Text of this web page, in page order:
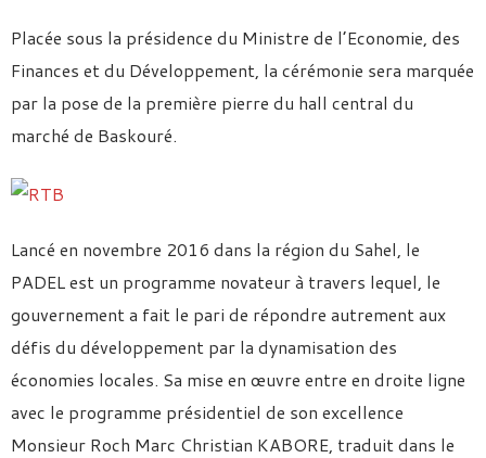
Placée sous la présidence du Ministre de l’Economie, des
Finances et du Développement, la cérémonie sera marquée
par la pose de la première pierre du hall central du
marché de Baskouré.
Lancé en novembre 2016 dans la région du Sahel, le
PADEL est un programme novateur à travers lequel, le
gouvernement a fait le pari de répondre autrement aux
défis du développement par la dynamisation des
économies locales. Sa mise en œuvre entre en droite ligne
avec le programme présidentiel de son excellence
Monsieur Roch Marc Christian KABORE, traduit dans le